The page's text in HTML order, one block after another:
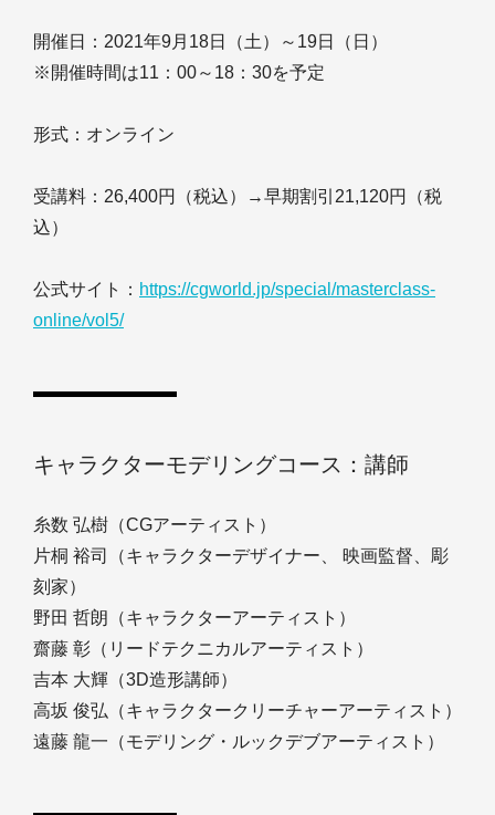
開催日：2021年9月18日（土）～19日（日）
※開催時間は11：00～18：30を予定
形式：オンライン
受講料：26,400円（税込）→早期割引21,120円（税
込）
公式サイト： https://cgworld.jp/special/masterclass-
online/vol5/
キャラクターモデリングコース：講師
糸数 弘樹（CGアーティスト）
片桐 裕司（キャラクターデザイナー、 映画監督、彫
刻家）
野田 哲朗（キャラクターアーティスト）
齋藤 彰（リードテクニカルアーティスト）
吉本 大輝（3D造形講師）
高坂 俊弘（キャラクタークリーチャーアーティスト）
遠藤 龍一（モデリング・ルックデブアーティスト）